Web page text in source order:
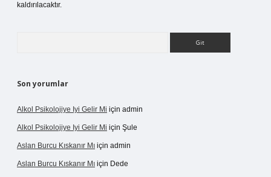
kaldırılacaktır.
Son yorumlar
Alkol Psikolojiye Iyi Gelir Mi için admin
Alkol Psikolojiye Iyi Gelir Mi için Şule
Aslan Burcu Kıskanır Mı için admin
Aslan Burcu Kıskanır Mı için Dede